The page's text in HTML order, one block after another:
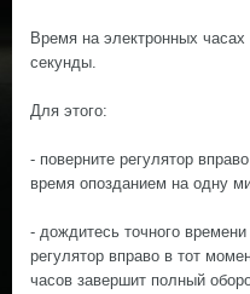
Время на электронных
секунды.
Для этого:
- поверните регулятор
время опозданием на одну
- дождитесь точного
регулятор вправо в тот
часов завершит полный